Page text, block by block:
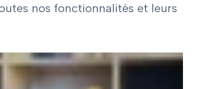
nos fonctionnalités et leurs